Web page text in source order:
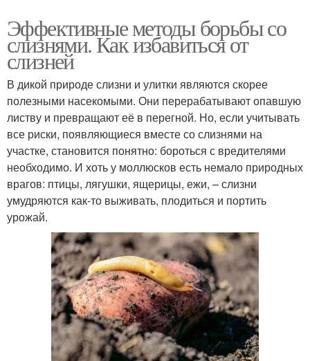
Эффективные методы борьбы со
слизнями. Как избавиться от
слизней
В дикой природе слизни и улитки являются скорее
полезными насекомыми. Они перерабатывают опавшую
листву и превращают её в перегной. Но, если учитывать
все риски, появляющиеся вместе со слизнями на
участке, становится понятно: бороться с вредителями
необходимо. И хоть у моллюсков есть немало природных
врагов: птицы, лягушки, ящерицы, ежи, – слизни
умудряются как-то выживать, плодиться и портить
урожай.